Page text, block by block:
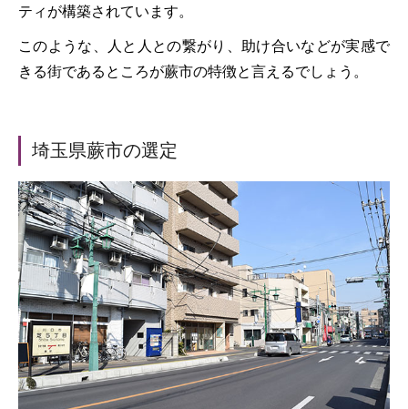
ティが構築されています。
このような、人と人との繋がり、助け合いなどが実感で
きる街であるところが蕨市の特徴と言えるでしょう。
埼玉県蕨市の選定